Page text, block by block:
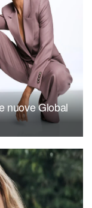
nuove Global